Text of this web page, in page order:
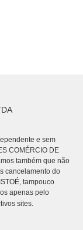
e sem
COMÉRCIO DE
também que não
cancelamento do
tampouco
apenas pelo
sites.